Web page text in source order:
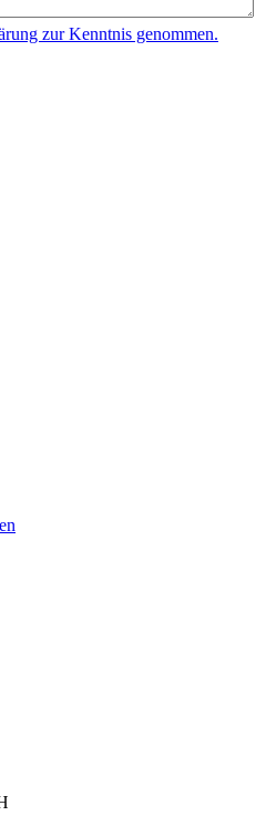
zur Kenntnis genommen.